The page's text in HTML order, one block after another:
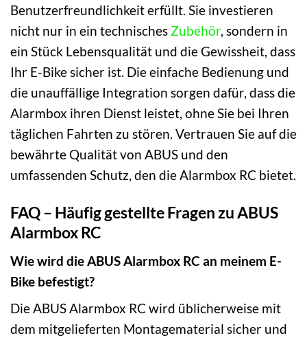
Benutzerfreundlichkeit erfüllt. Sie investieren
nicht nur in ein technisches Zubehör, sondern in
ein Stück Lebensqualität und die Gewissheit, dass
Ihr E-Bike sicher ist. Die einfache Bedienung und
die unauffällige Integration sorgen dafür, dass die
Alarmbox ihren Dienst leistet, ohne Sie bei Ihren
täglichen Fahrten zu stören. Vertrauen Sie auf die
bewährte Qualität von ABUS und den
umfassenden Schutz, den die Alarmbox RC bietet.
FAQ – Häufig gestellte Fragen zu ABUS
Alarmbox RC
Wie wird die ABUS Alarmbox RC an meinem E-
Bike befestigt?
Die ABUS Alarmbox RC wird üblicherweise mit
dem mitgelieferten Montagematerial sicher und